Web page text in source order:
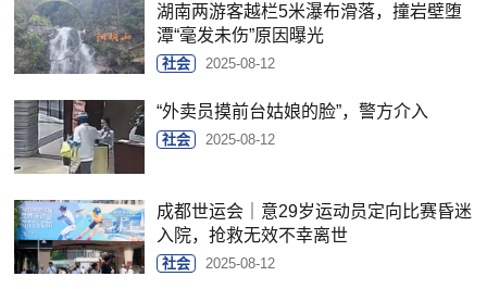
湖南两游客越栏5米瀑布滑落，撞岩壁堕
潭“毫发未伤”原因曝光
社会 2025-08-12
“外卖员摸前台姑娘的脸”，警方介入
社会 2025-08-12
成都世运会｜意29岁运动员定向比赛昏迷
入院，抢救无效不幸离世
社会 2025-08-12